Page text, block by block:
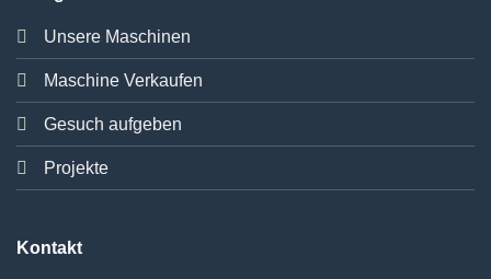
Unsere Maschinen
Maschine Verkaufen
Gesuch aufgeben
Projekte
Kontakt